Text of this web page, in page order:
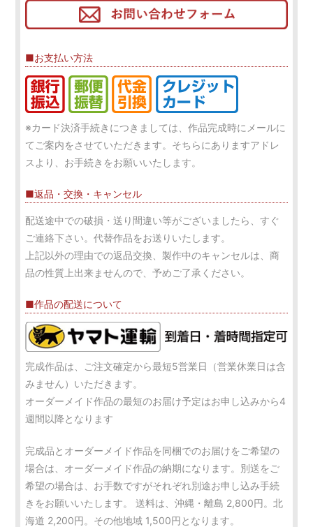
■お支払い方法
※カード決済手続きにつきましては、作品完成時にメールに
てご案内をさせていただきます。そちらにありますアドレ
スより、お手続きをお願いいたします。
■返品・交換・キャンセル
配送途中での破損・送り間違い等がございましたら、すぐ
ご連絡下さい。代替作品をお送りいたします。
上記以外の理由での返品交換、製作中のキャンセルは、商
品の性質上出来ませんので、予めご了承ください。
■作品の配送について
完成作品は、ご注文確定から最短5営業日（営業休業日は含
みません）いただきます。
オーダーメイド作品の最短のお届け予定はお申し込みから4
週間以降となります
完成品とオーダーメイド作品を同梱でのお届けをご希望の
場合は、オーダーメイド作品の納期になります。別送をご
希望の場合は、お手数ですがそれぞれ別途お申し込み手続
きをお願いいたします。 送料は、沖縄・離島 2,800円。北
海道 2,200円。その他地域 1,500円となります。